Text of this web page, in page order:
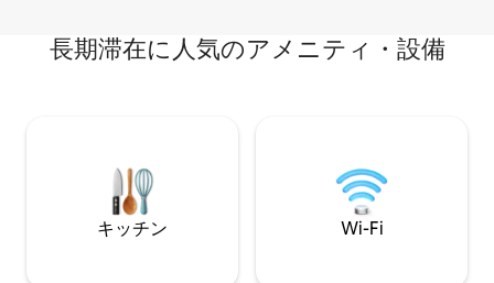
長期滞在に人気のアメニティ・設備
キッチン Wi-Fi